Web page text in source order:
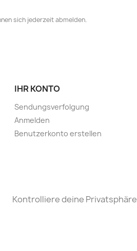
sich jederzeit abmelden.
IHR KONTO
Sendungsverfolgung
Anmelden
Benutzerkonto erstellen
Kontrolliere deine Privatsphäre